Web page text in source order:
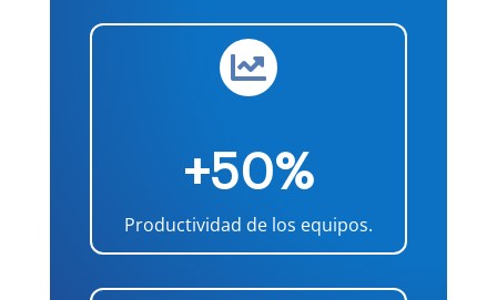

+50%
Productividad de los equipos.